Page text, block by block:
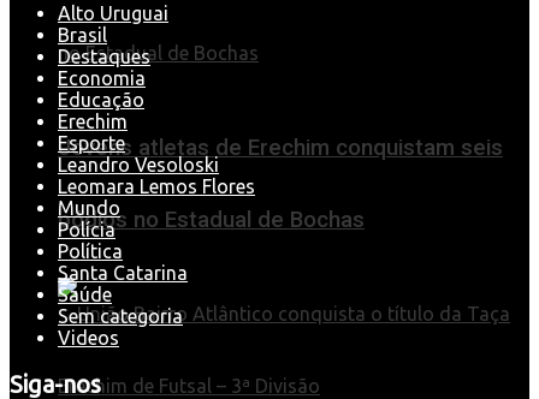
Jovens atletas de Erechim conquistam seis
pódios no Estadual de Bochas
Alto Uruguai
Brasil
Destaques
Economia
Educação
Erechim
Esporte
Leandro Vesoloski
Leomara Lemos Flores
Mundo
Polícia
Política
Santa Catarina
Saúde
Sem categoria
Videos
Siga-nos